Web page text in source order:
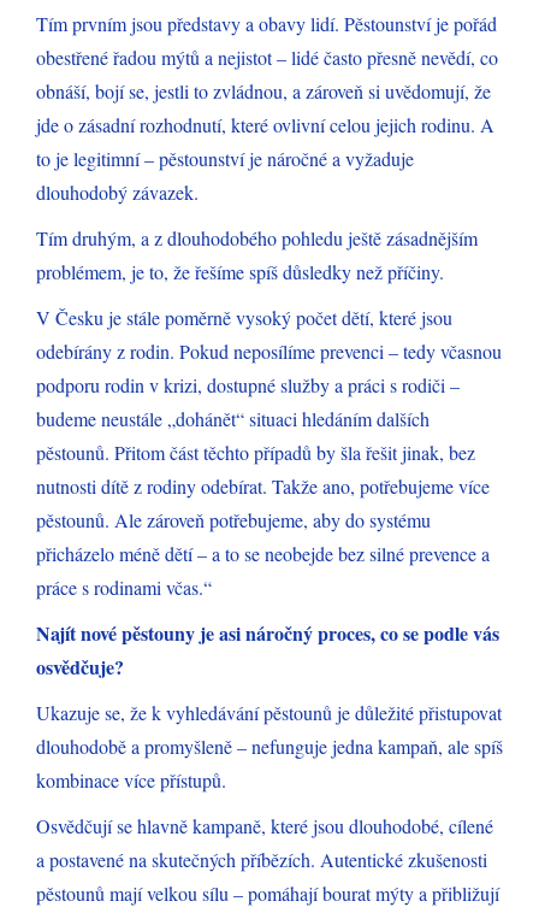
Tím prvním jsou představy a obavy lidí. Pěstounství je pořád
obestřené řadou mýtů a nejistot – lidé často přesně nevědí, co
obnáší, bojí se, jestli to zvládnou, a zároveň si uvědomují, že
jde o zásadní rozhodnutí, které ovlivní celou jejich rodinu. A
to je legitimní – pěstounství je náročné a vyžaduje
dlouhodobý závazek.
Tím druhým, a z dlouhodobého pohledu ještě zásadnějším
problémem, je to, že řešíme spíš důsledky než příčiny.
V Česku je stále poměrně vysoký počet dětí, které jsou
odebírány z rodin. Pokud neposílíme prevenci – tedy včasnou
podporu rodin v krizi, dostupné služby a práci s rodiči –
budeme neustále „dohánět“ situaci hledáním dalších
pěstounů. Přitom část těchto případů by šla řešit jinak, bez
nutnosti dítě z rodiny odebírat. Takže ano, potřebujeme více
pěstounů. Ale zároveň potřebujeme, aby do systému
přicházelo méně dětí – a to se neobejde bez silné prevence a
práce s rodinami včas.“
Najít nové pěstouny je asi náročný proces, co se podle vás
osvědčuje?
Ukazuje se, že k vyhledávání pěstounů je důležité přistupovat
dlouhodobě a promyšleně – nefunguje jedna kampaň, ale spíš
kombinace více přístupů.
Osvědčují se hlavně kampaně, které jsou dlouhodobé, cílené
a postavené na skutečných příbězích. Autentické zkušenosti
pěstounů mají velkou sílu – pomáhají bourat mýty a přibližují